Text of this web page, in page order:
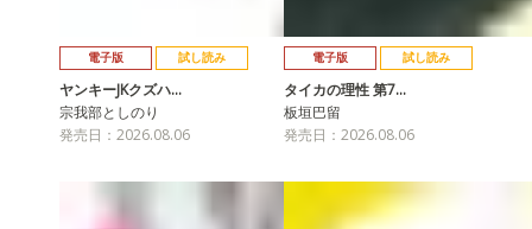
電子版 試し読み
ヤンキーJKクズハ…
宗我部としのり
発売日：2026.08.06
電子版 試し読み
タイカの理性 第7…
板垣巴留
発売日：2026.08.06